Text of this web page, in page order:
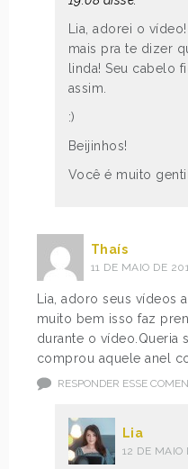
Lia, adorei o
mais pra te dizer
linda! Seu cabelo
assim.
:)
Beijinhos!
Você é muito
Thaís
11 DE MAIO DE
Lia, adoro seus vídeos
muito bem isso faz
durante o vídeo.Queria
comprou aquele anel
RESPONDER ESSE
Lia
12 DE MAIO